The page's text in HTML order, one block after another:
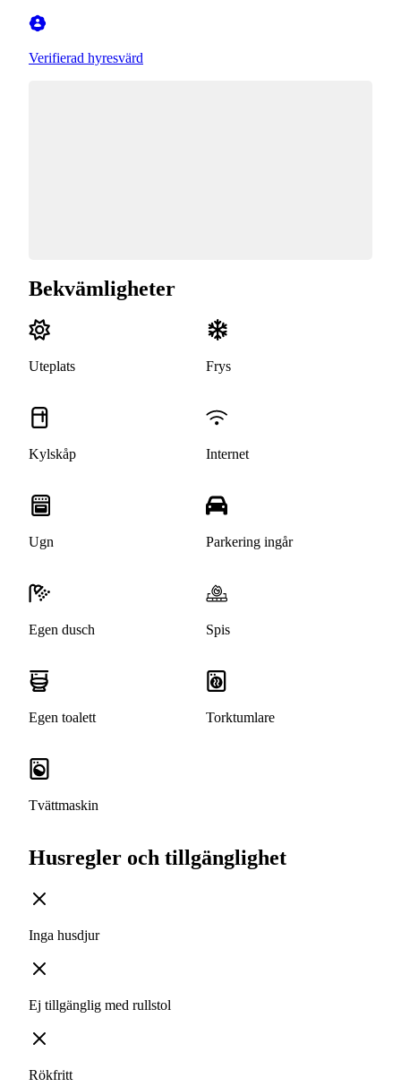
Verifierad hyresvärd
Bekvämligheter
Uteplats Frys
Kylskåp Internet
Ugn Parkering ingår
Egen dusch Spis
Egen toalett Torktumlare
Tvättmaskin
Husregler och tillgänglighet
Inga husdjur
Ej tillgänglig med rullstol
Rökfritt